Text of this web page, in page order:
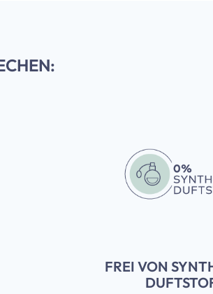
FREI VON